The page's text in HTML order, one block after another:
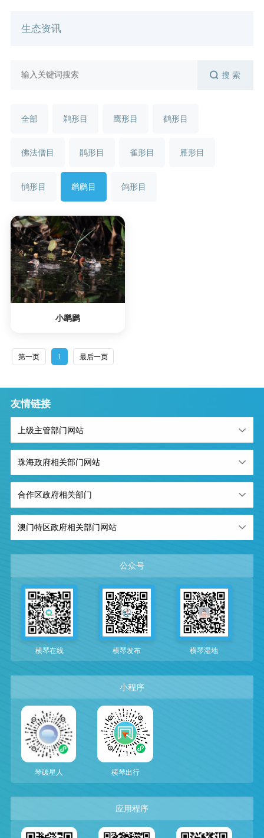
生态资讯
搜 索
全部 鹈形目 鹰形目 鹤形目
佛法僧目 鹃形目 雀形目 雁形目
鸻形目 䴙䴘目 鸽形目
小䴙䴘
第一页 1 最后一页
友情链接
上级主管部门网站
珠海政府相关部门网站
合作区政府相关部门
澳门特区政府相关部门网站
公众号
横琴在线 横琴发布 横琴湿地
小程序
琴碳星人 横琴出行
应用程序